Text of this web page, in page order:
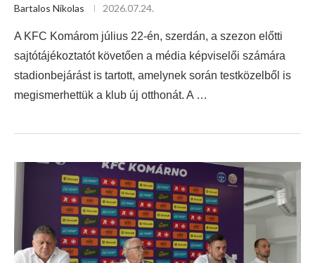
Bartalos Nikolas 2026.07.24.
A KFC Komárom július 22-én, szerdán, a szezon előtti
sajtótájékoztatót követően a média képviselői számára
stadionbejárást is tartott, amelynek során testközelből is
megismerhettük a klub új otthonát. A …